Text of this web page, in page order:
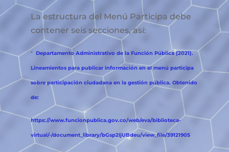
La estructura del Menú Participa debe
contener seis secciones, así:
* Departamento Administrativo de la Función Pública (2021).
Lineamientos para publicar información en el menú participa
sobre participación ciudadana en la gestión pública. Obtenido
de:
https://www.funcionpublica.gov.co/web/eva/biblioteca-
virtual/-/document_library/bGsp2IjUBdeu/view_file/39121905